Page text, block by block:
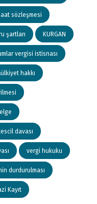
sözleşmesi
şartları KURGAN
vergisi istisnası
hakkı
davası
vergi hukuku
durdurulması
Kayıt